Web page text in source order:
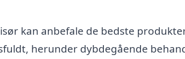
kan anbefale de bedste
herunder dybdegående